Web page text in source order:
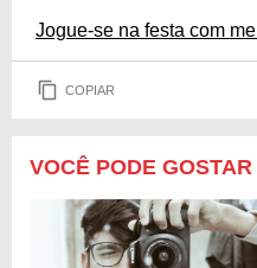
Jogue-se na festa com
COPIAR
VOCÊ PODE GOSTAR